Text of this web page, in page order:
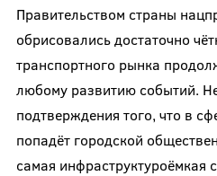
Правительством страны
обрисовались достаточно
транспортного рынка
любому развитию событий.
подтверждения того, что в
попадёт городской
самая